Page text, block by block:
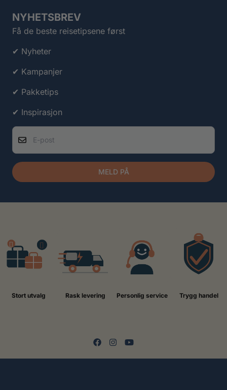
NYHETSBREV
Få de beste reisetipsene først
✔ Nyheter
✔ Kampanjer
✔ Pakketips
✔ Inspirasjon
E-post
MELD PÅ
Stort utvalg Rask levering Personlig service Trygg handel